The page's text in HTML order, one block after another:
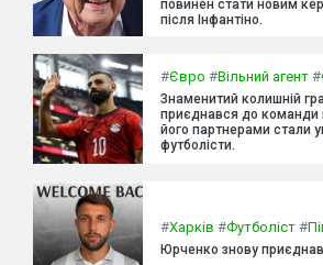
повинен стати новим
після Інфантіно.
#Євро #Вільний агент #
Знаменитий колишній
приєднався до команди
його партнерами стали
футболісти.
#Харків #Футболіст #
Юрченко знову